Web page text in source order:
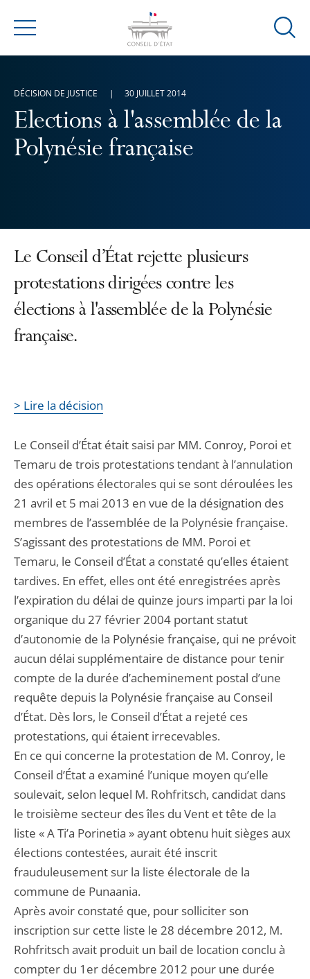
Menu
Ouvrir
Elections à l'assemblée de la
Polynésie française
DÉCISION DE JUSTICE 30 JUILLET 2014
Le Conseil d’État rejette plusieurs
protestations dirigées contre les
élections à l'assemblée de la Polynésie
française.
> Lire la décision
Le Conseil d’État était saisi par MM. Conroy, Poroi et
Temaru de trois protestations tendant à l’annulation
des opérations électorales qui se sont déroulées les
21 avril et 5 mai 2013 en vue de la désignation des
membres de l’assemblée de la Polynésie française.
S’agissant des protestations de MM. Poroi et
Temaru, le Conseil d’État a constaté qu’elles étaient
tardives. En effet, elles ont été enregistrées après
l’expiration du délai de quinze jours imparti par la loi
organique du 27 février 2004 portant statut
d’autonomie de la Polynésie française, qui ne prévoit
aucun délai supplémentaire de distance pour tenir
compte de la durée d’acheminement postal d’une
requête depuis la Polynésie française au Conseil
d’État. Dès lors, le Conseil d’État a rejeté ces
protestations, qui étaient irrecevables.
En ce qui concerne la protestation de M. Conroy, le
Conseil d’État a examiné l’unique moyen qu’elle
soulevait, selon lequel M. Rohfritsch, candidat dans
le troisième secteur des îles du Vent et tête de la
liste « A Ti’a Porinetia » ayant obtenu huit sièges aux
élections contestées, aurait été inscrit
frauduleusement sur la liste électorale de la
commune de Punaania.
Après avoir constaté que, pour solliciter son
inscription sur cette liste le 28 décembre 2012, M.
Rohfritsch avait produit un bail de location conclu à
compter du 1er décembre 2012 pour une durée